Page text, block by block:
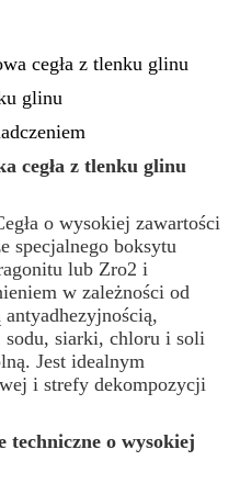
cegła z tlenku glinu
glinu
cegła z tlenku glinu
o wysokiej zawartości
specjalnego boksytu
lub Zro2 i
w zależności od
sodu, siarki, chloru i soli
Jest idealnym
i strefy dekompozycji
techniczne o wysokiej